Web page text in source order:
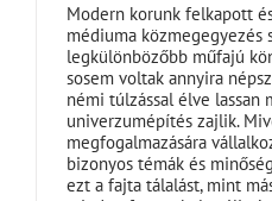
Modern korunk felkapott
médiuma közmegegyezés
legkülönbözőbb műfajú
sosem voltak annyira
némi túlzással élve lassan
univerzumépítés zajlik.
megfogalmazására
bizonyos témák és
ezt a fajta tálalást, mint